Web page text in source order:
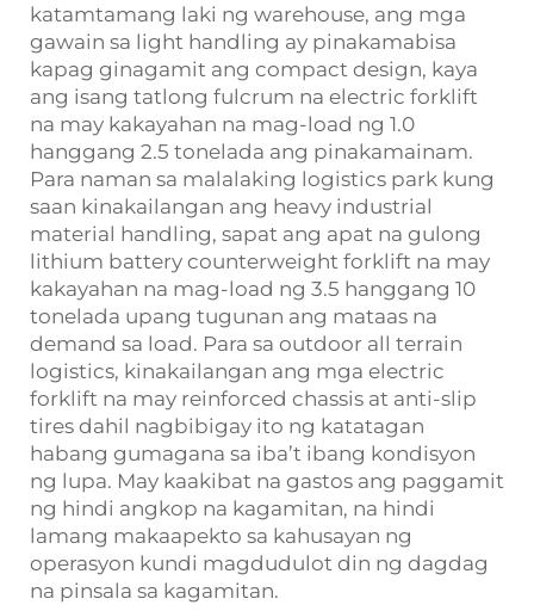
katamtamang laki ng warehouse, ang mga
gawain sa light handling ay pinakamabisa
kapag ginagamit ang compact design, kaya
ang isang tatlong fulcrum na electric forklift
na may kakayahan na mag-load ng 1.0
hanggang 2.5 tonelada ang pinakamainam.
Para naman sa malalaking logistics park kung
saan kinakailangan ang heavy industrial
material handling, sapat ang apat na gulong
lithium battery counterweight forklift na may
kakayahan na mag-load ng 3.5 hanggang 10
tonelada upang tugunan ang mataas na
demand sa load. Para sa outdoor all terrain
logistics, kinakailangan ang mga electric
forklift na may reinforced chassis at anti-slip
tires dahil nagbibigay ito ng katatagan
habang gumagana sa iba’t ibang kondisyon
ng lupa. May kaakibat na gastos ang paggamit
ng hindi angkop na kagamitan, na hindi
lamang makaapekto sa kahusayan ng
operasyon kundi magdudulot din ng dagdag
na pinsala sa kagamitan.